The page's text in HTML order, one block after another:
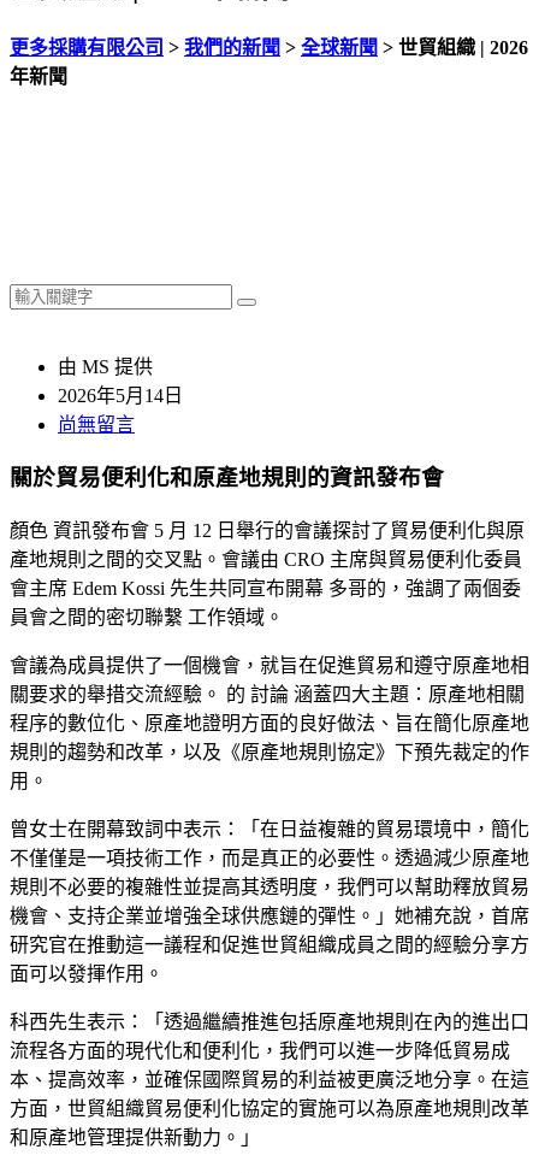
更多採購有限公司 > 我們的新聞 > 全球新聞 > 世貿組織 | 2026
年新聞
由 MS 提供
2026年5月14日
尚無留言
關於貿易便利化和原產地規則的資訊發布會
顏色 資訊發布會 5 月 12 日舉行的會議探討了貿易便利化與原
產地規則之間的交叉點。會議由 CRO 主席與貿易便利化委員
會主席 Edem Kossi 先生共同宣布開幕 多哥的 ，強調了兩個委
員會之間的密切聯繫 工作領域。
會議為成員提供了一個機會，就旨在促進貿易和遵守原產地相
關要求的舉措交流經驗。 的 討論 涵蓋四大主題：原產地相關
程序的數位化、原產地證明方面的良好做法、旨在簡化原產地
規則的趨勢和改革，以及《原產地規則協定》下預先裁定的作
用。
曾女士在開幕致詞中表示：「在日益複雜的貿易環境中，簡化
不僅僅是一項技術工作，而是真正的必要性。透過減少原產地
規則不必要的複雜性並提高其透明度，我們可以幫助釋放貿易
機會、支持企業並增強全球供應鏈的彈性。」她補充說，首席
研究官在推動這一議程和促進世貿組織成員之間的經驗分享方
面可以發揮作用。
科西先生表示：「透過繼續推進包括原產地規則在內的進出口
流程各方面的現代化和便利化，我們可以進一步降低貿易成
本、提高效率，並確保國際貿易的利益被更廣泛地分享。在這
方面，世貿組織貿易便利化協定的實施可以為原產地規則改革
和原產地管理提供新動力。」